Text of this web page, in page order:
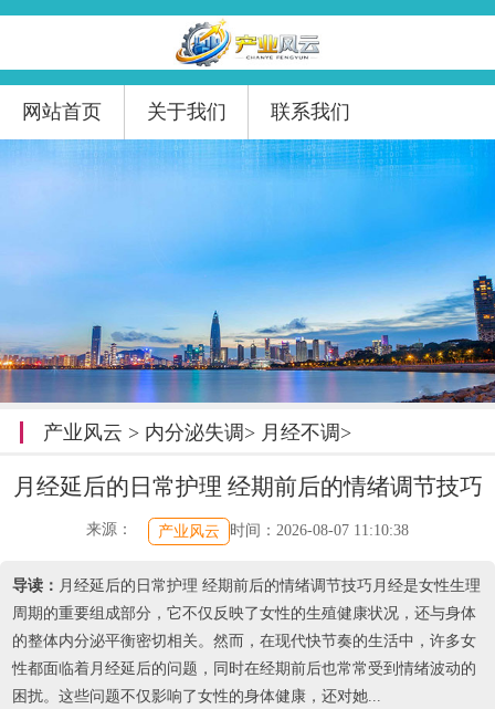
网站首页 关于我们 联系我们
产业风云 > 内分泌失调> 月经不调>
月经延后的日常护理 经期前后的情绪调节技巧
来源： 产业风云 时间：2026-08-07 11:10:38
导读： 月经延后的日常护理 经期前后的情绪调节技巧月经是女性生理
周期的重要组成部分，它不仅反映了女性的生殖健康状况，还与身体
的整体内分泌平衡密切相关。然而，在现代快节奏的生活中，许多女
性都面临着月经延后的问题，同时在经期前后也常常受到情绪波动的
困扰。这些问题不仅影响了女性的身体健康，还对她...